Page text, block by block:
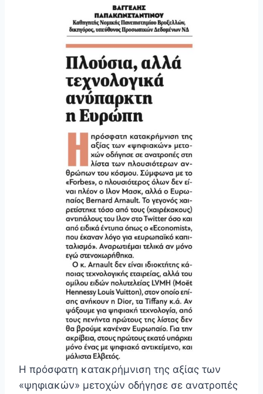
Η πρόσφατη κατακρήμνιση της αξίας των
«ψηφιακών» μετοχών οδήγησε σε ανατροπές